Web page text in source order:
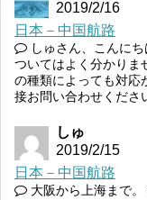
2019/2/16
日本－中国航路
しゅさん、こんに
ついてはよく分かりま
の種類によっても対応
接お問い合わせくださ
しゅ
2019/2/15
日本－中国航路
大阪から上海まで。